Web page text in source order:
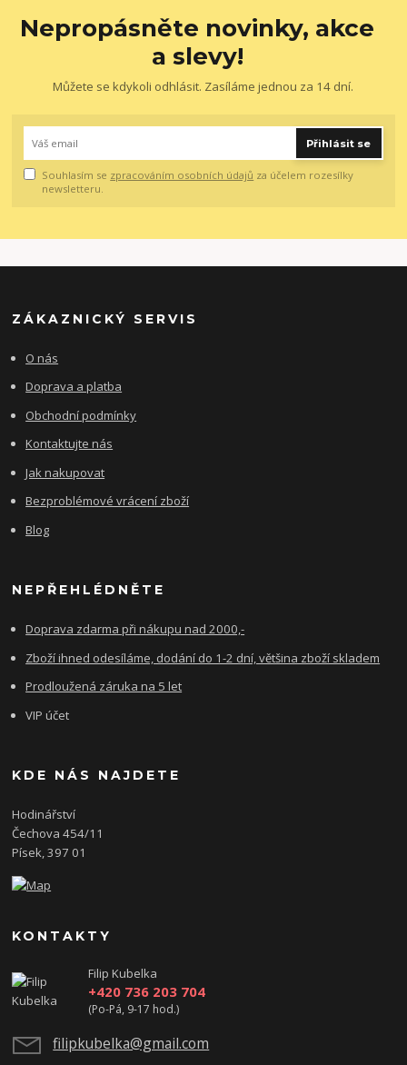
Nepropásněte novinky, akce
a slevy!
Můžete se kdykoli odhlásit. Zasíláme jednou za 14 dní.
Přihlásit se
Souhlasím se zpracováním osobních údajů za účelem rozesílky
newsletteru.
ZÁKAZNICKÝ SERVIS
O nás
Doprava a platba
Obchodní podmínky
Kontaktujte nás
Jak nakupovat
Bezproblémové vrácení zboží
Blog
NEPŘEHLÉDNĚTE
Doprava zdarma při nákupu nad 2000,-
Zboží ihned odesíláme, dodání do 1-2 dní, většina zboží skladem
Prodloužená záruka na 5 let
VIP účet
KDE NÁS NAJDETE
Hodinářství
Čechova 454/11
Písek, 397 01
KONTAKTY
Filip Kubelka
+420 736 203 704
(Po-Pá, 9-17 hod.)
filipkubelka@gmail.com